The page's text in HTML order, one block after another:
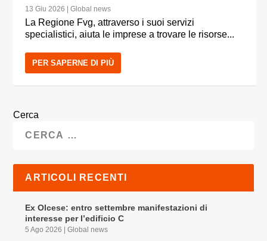
13 Giu 2026 |Global news
La Regione Fvg, attraverso i suoi servizi
specialistici, aiuta le imprese a trovare le risorse...
PER SAPERNE DI PIÙ
Cerca
ARTICOLI RECENTI
Ex Olcese: entro settembre manifestazioni di
interesse per l’edificio C
5 Ago 2026 |Global news